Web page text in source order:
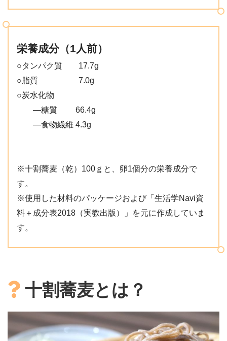
栄養成分（1人前）
○タンパク質 17.7g
○脂質 7.0g
○炭水化物
―糖質 66.4g
―食物繊維 4.3g
※十割蕎麦（乾）100ｇと、卵1個分の栄養成分で
す。
※使用した材料のパッケージおよび「生活学Navi資
料＋成分表2018（実教出版）」を元に作成していま
す。
十割蕎麦とは？